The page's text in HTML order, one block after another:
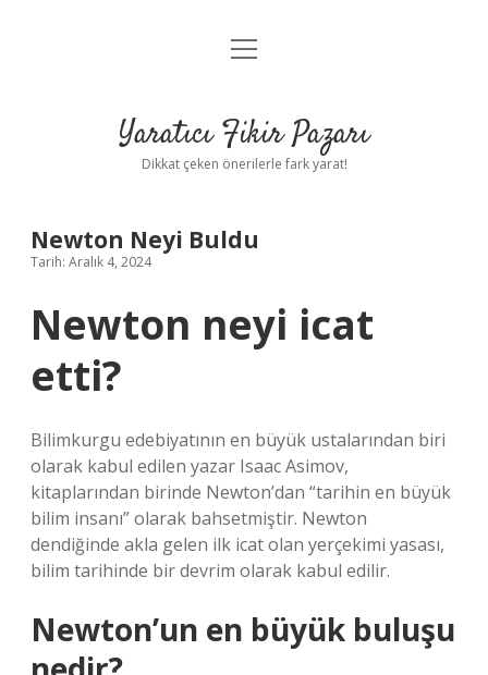
Anasayfa
Yasal Uyarı
menüyü
Yaratıcı Fikir Pazarı
Dikkat çeken önerilerle fark yarat!
Newton Neyi Buldu
Tarih: Aralık 4, 2024
Newton neyi icat
etti?
Bilimkurgu edebiyatının en büyük ustalarından biri
olarak kabul edilen yazar Isaac Asimov,
kitaplarından birinde Newton’dan “tarihin en büyük
bilim insanı” olarak bahsetmiştir. Newton
dendiğinde akla gelen ilk icat olan yerçekimi yasası,
bilim tarihinde bir devrim olarak kabul edilir.
Newton’un en büyük buluşu